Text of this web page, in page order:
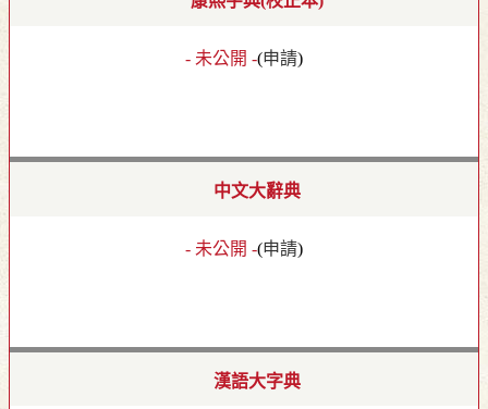
- 未公開 -(申請)
中文大辭典
- 未公開 -(申請)
漢語大字典